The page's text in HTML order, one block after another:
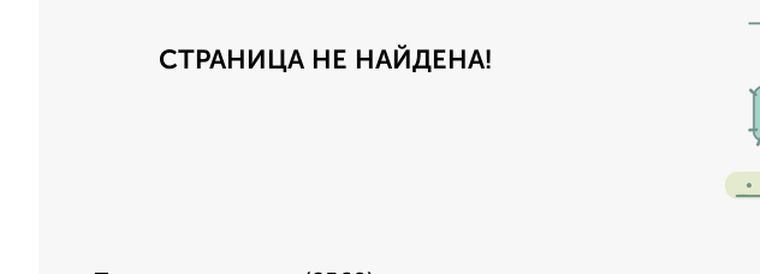
СТРАНИЦА НЕ НАЙДЕНА!